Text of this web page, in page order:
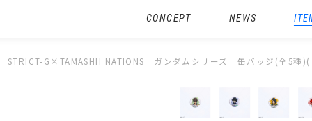
CONCEPT NEWS
STRICT-G×TAMASHII NATIONS「ガンダムシリーズ」缶バッジ(全5種